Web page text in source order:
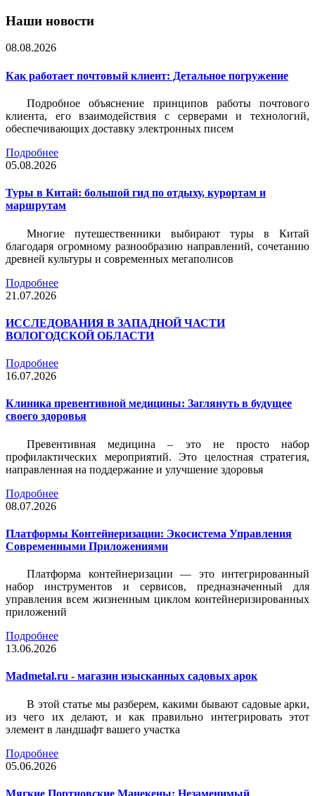
Наши новости
08.08.2026
Как работает почтовый клиент: Детальное погружение
Подробное объяснение принципов работы почтового
клиента, его взаимодействия с серверами и технологий,
обеспечивающих доставку электронных писем
Подробнее
05.08.2026
Туры в Китай: большой гид по отдыху, курортам и
маршрутам
Многие путешественники выбирают туры в Китай
благодаря огромному разнообразию направлений, сочетанию
древней культуры и современных мегаполисов
Подробнее
21.07.2026
ИССЛЕДОВАНИЯ В ЗАПАДНОЙ ЧАСТИ
ВОЛОГОДСКОЙ ОБЛАСТИ
Подробнее
16.07.2026
Клиника превентивной медицины: Заглянуть в будущее
своего здоровья
Превентивная медицина – это не просто набор
профилактических мероприятий. Это целостная стратегия,
направленная на поддержание и улучшение здоровья
Подробнее
08.07.2026
Платформы Контейнеризации: Экосистема Управления
Современными Приложениями
Платформа контейнеризации — это интегрированный
набор инструментов и сервисов, предназначенный для
управления всем жизненным циклом контейнеризированных
приложений
Подробнее
13.06.2026
Madmetal.ru - магазин изысканных садовых арок
В этой статье мы разберем, какими бывают садовые арки,
из чего их делают, и как правильно интегрировать этот
элемент в ландшафт вашего участка
Подробнее
05.06.2026
Мягкие Портновские Манекены: Незаменимый